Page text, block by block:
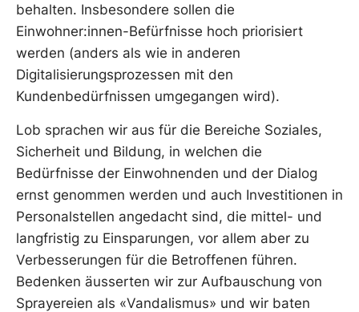
behalten. Insbesondere sollen die
Einwohner:innen-Befürfnisse hoch priorisiert
werden (anders als wie in anderen
Digitalisierungsprozessen mit den
Kundenbedürfnissen umgegangen wird).
Lob sprachen wir aus für die Bereiche Soziales,
Sicherheit und Bildung, in welchen die
Bedürfnisse der Einwohnenden und der Dialog
ernst genommen werden und auch Investitionen in
Personalstellen angedacht sind, die mittel- und
langfristig zu Einsparungen, vor allem aber zu
Verbesserungen für die Betroffenen führen.
Bedenken äusserten wir zur Aufbauschung von
Sprayereien als «Vandalismus» und wir baten